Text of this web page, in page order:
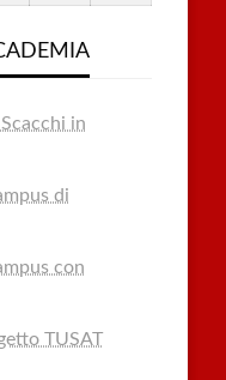
2026
2026
in
di
con
TUSAT